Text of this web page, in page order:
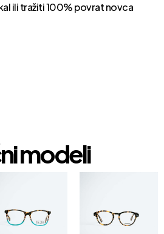
ili tražiti 100% povrat novca
modeli
1+1